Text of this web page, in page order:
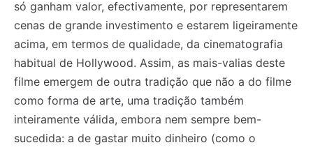
só ganham valor, efectivamente, por representarem
cenas de grande investimento e estarem ligeiramente
acima, em termos de qualidade, da cinematografia
habitual de Hollywood. Assim, as mais-valias deste
filme emergem de outra tradição que não a do filme
como forma de arte, uma tradição também
inteiramente válida, embora nem sempre bem-
sucedida: a de gastar muito dinheiro (como o